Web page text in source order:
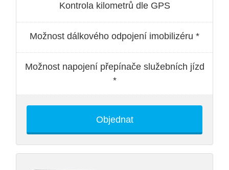
Kontrola kilometrů dle GPS
Možnost dálkového odpojení imobilizéru *
Možnost napojení přepínače služebních jízd
*
Objednat